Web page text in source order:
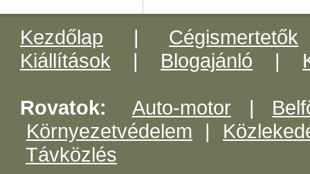
Kezdőlap | Cégismertetők
Kiállítások | Blogajánló |
Rovatok: Auto-motor|
Környezetvédelem |
Távközlés